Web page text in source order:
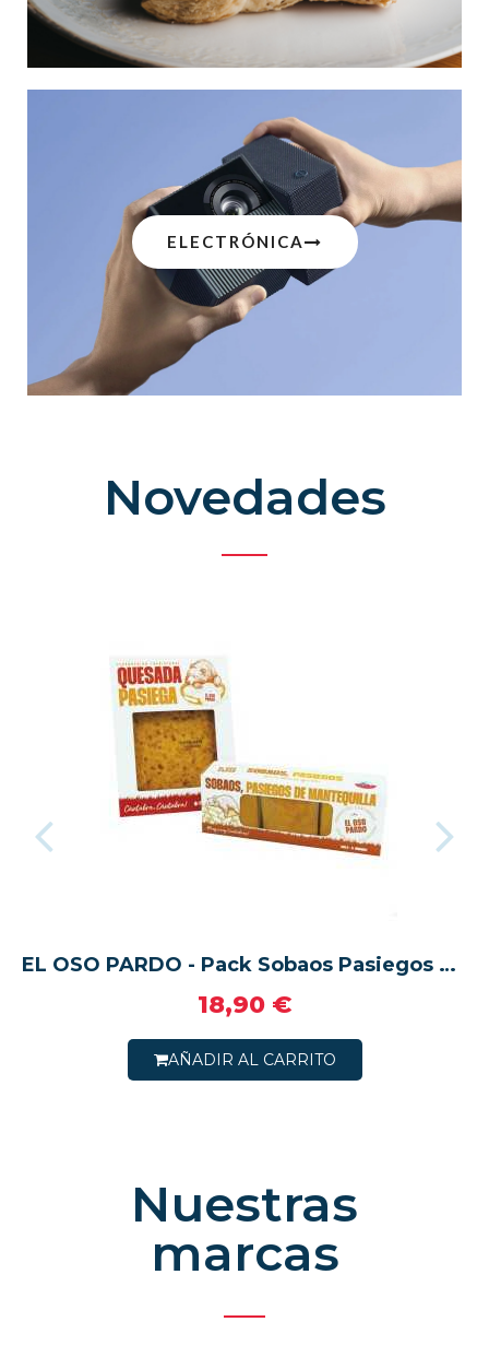
ELECTRÓNICA
Novedades
EL OSO PARDO - Pack Sobaos Pasiegos medianos + Quesada Pasiega tradicional
18,90 €
AÑADIR AL CARRITO
Nuestras
marcas